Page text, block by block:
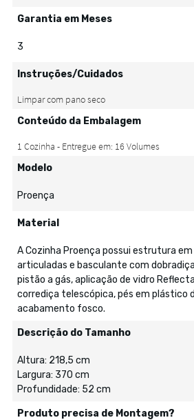
Garantia em Meses
3
Instruções/Cuidados
Conteúdo da Embalagem
Modelo
Proença
Material
A Cozinha Proença possui estrutura em
articuladas e basculante com
pistão a gás, aplicação de vidro
corrediça telescópica, pés em plástico
acabamento fosco.
Descrição do Tamanho
Altura: 218,5 cm
Largura: 370 cm
Profundidade: 52 cm
Produto precisa de Montagem?